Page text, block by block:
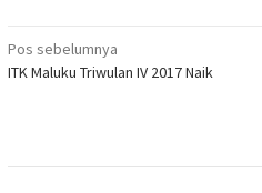
Navigasi
pos
Pos sebelumnya
ITK Maluku Triwulan IV 2017 Naik